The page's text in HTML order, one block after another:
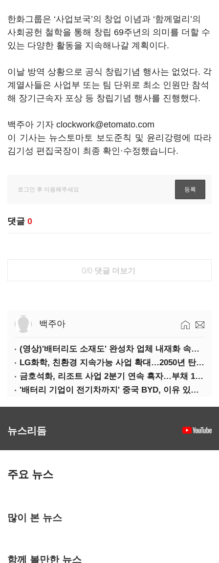
한화그룹은 ‘사업보국’의 창업 이념과 ‘함께멀리’의
사회공헌 철학을 통해 창립 69주년의 의미를 더할 수
있는 다양한 활동을 지속해나갈 계획이다.
이날 방역 상황으로 공식 창립기념 행사는 없었다. 각
계열사들은 사업부 또는 팀 단위로 최소 인원만 참석
해 장기근속자 포상 등 창립기념 행사를 진행했다.
백주아 기자 clockwork@etomato.com
이 기사는 뉴스토마토 보도준칙 및 윤리강령에 따라
김기성 편집국장이 최종 확인·수정했습니다.
댓글 0
0/0 댓글 더보기
백주아
(영상)'배터리도 소재도' 완성차 업체 내재화 속도낸다
LG화학, 친환경 지속가능 사업 확대…2050년 탄소중립 달성
금호석화, 리조트 사업 2분기 연속 흑자…부채 170%↓
'배터리 기업이 전기차까지' 중국 BYD, 이유 있는 선전
뉴스리듬
주요 뉴스
많이 본 뉴스
함께 볼만한 뉴스